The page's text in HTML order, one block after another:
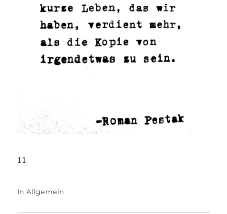
11
In Allgemein